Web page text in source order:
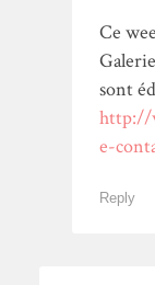
Ce
sont
http://
e-
Reply